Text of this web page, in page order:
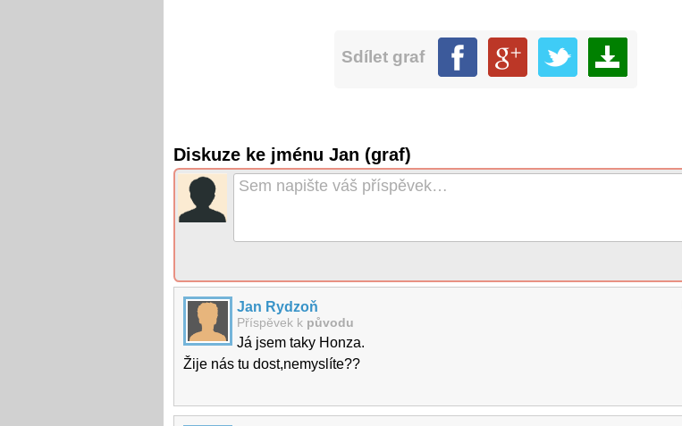
Sdílet graf
Diskuze ke jménu Jan (graf)
Jan Rydzoň
Příspěvek k původu
Já jsem taky Honza.
Žije nás tu dost,nemyslíte??